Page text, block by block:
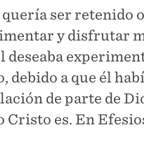
quería ser retenido
y disfrutar
deseaba
debido a que él
de parte de
Cristo es. En